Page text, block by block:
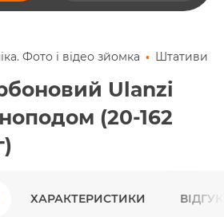
Фото і відео зйомка Штативи
Ulanzi
(20-162
ХАРАКТЕРИСТИКИ